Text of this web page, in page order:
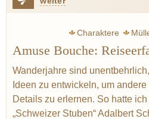
Charaktere
Schweizer Stuben
Müller
Mittelmeer
Nudeln
Provence
Amerika
Amuse Bouche:
Wanderjahre sind
Ideen zu entwickeln, um
Details zu erlernen. So hatte
„Schweizer Stuben“ Adalbert